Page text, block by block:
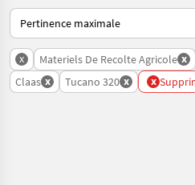
Voici comment les annonces sont
x Materiels De Recolte Agricole x
Claas x Tucano 320 x x